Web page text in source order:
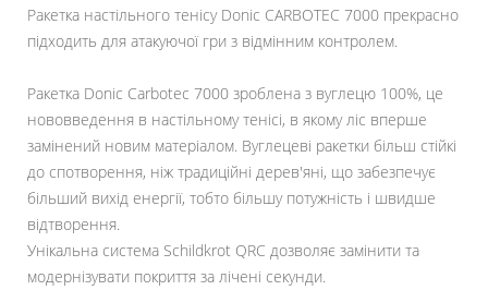
Ракетка настільного тенісу Donic CARBOTEC 7000 прекрасно
підходить для атакуючої гри з відмінним контролем.
Ракетка Donic Carbotec 7000 зроблена з вуглецю 100%, це
нововведення в настільному тенісі, в якому ліс вперше
замінений новим матеріалом. Вуглецеві ракетки більш стійкі
до спотворення, ніж традиційні дерев'яні, що забезпечує
більший вихід енергії, тобто більшу потужність і швидше
відтворення.
Унікальна система Schildkrot QRC дозволяє замінити та
модернізувати покриття за лічені секунди.